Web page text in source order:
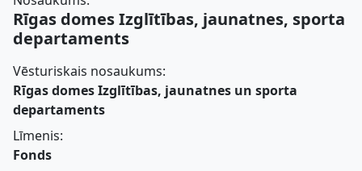
Rīgas domes Izglītības, jaunatnes, sporta
departaments
Vēsturiskais nosaukums:
Rīgas domes Izglītības, jaunatnes un sporta
departaments
Līmenis:
Fonds